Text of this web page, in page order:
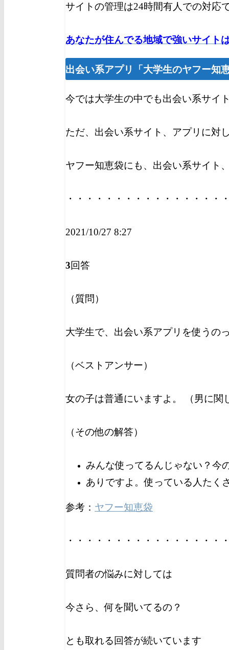
サイトの管理は24時間有人での対応
あなたが住んでる地域で強いサイト
出会い系アプリ「大学生のヤフー知
今では大学生の中でも出会い系サイ
ただ、出会い系サイト、アプリに対
ヤフー知恵袋にも、出会い系サイト
・・・・・・・・・・・・・・・・
2021/10/27 8:27
3回答
（質問）
大学生で、出会い系アプリを使うの
（ベストアンサー）
女の子は普通にいますよ。 （男に関
（その他の解答）
みんな使ってるんじゃない？今
ありですよ。使っている人たく
参考： ヤフー知恵袋
・・・・・・・・・・・・・・・・
質問者の悩みに対しては
今さら、何を聞いてるの？
とも取れる回答が続いています